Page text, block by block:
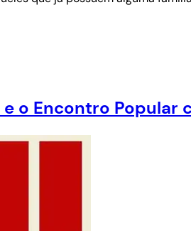
o Encontro Popular